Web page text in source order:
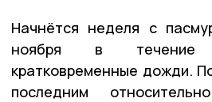
Начнётся неделя с
ноября в течение
кратковременные дожди.
последним